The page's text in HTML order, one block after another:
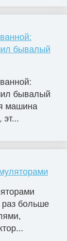
бывалый
бывалый
машина
раз больше